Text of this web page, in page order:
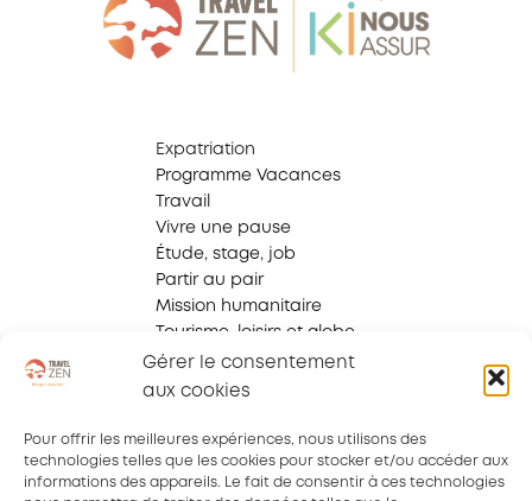
Gérer le consentement
aux cookies
Pour offrir les meilleures expériences, nous utilisons des
technologies telles que les cookies pour stocker et/ou accéder aux
informations des appareils. Le fait de consentir à ces technologies
Expatriation
Programme Vacances
Travail
Vivre une pause
Étude, stage, job
Partir au pair
Mission humanitaire
Tourisme, loisirs et globe
trotter
Voyage d'affaires
Qui sommes-nous ?